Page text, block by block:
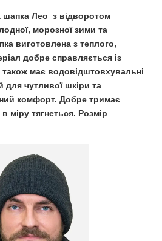
шапка Лео з відворотом
морозної зими та
виготовлена з теплого,
добре справляється із
має водовідштовхувальні
для чутливої шкіри та
комфорт. Добре тримає
міру тягнеться. Розмір